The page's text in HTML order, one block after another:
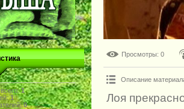
1
1
0
Просмотры: 0
Описание
Лоя